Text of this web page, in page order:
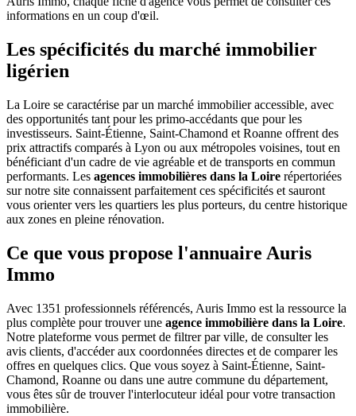
informations en un coup d'œil.
Les spécificités du marché immobilier
ligérien
La Loire se caractérise par un marché immobilier accessible, avec
des opportunités tant pour les primo-accédants que pour les
investisseurs. Saint-Étienne, Saint-Chamond et Roanne offrent des
prix attractifs comparés à Lyon ou aux métropoles voisines, tout en
bénéficiant d'un cadre de vie agréable et de transports en commun
performants. Les agences immobilières dans la Loire répertoriées
sur notre site connaissent parfaitement ces spécificités et sauront
vous orienter vers les quartiers les plus porteurs, du centre historique
aux zones en pleine rénovation.
Ce que vous propose l'annuaire Auris
Immo
Avec 1351 professionnels référencés, Auris Immo est la ressource la
plus complète pour trouver une agence immobilière dans la Loire.
Notre plateforme vous permet de filtrer par ville, de consulter les
avis clients, d'accéder aux coordonnées directes et de comparer les
offres en quelques clics. Que vous soyez à Saint-Étienne, Saint-
Chamond, Roanne ou dans une autre commune du département,
vous êtes sûr de trouver l'interlocuteur idéal pour votre transaction
immobilière.